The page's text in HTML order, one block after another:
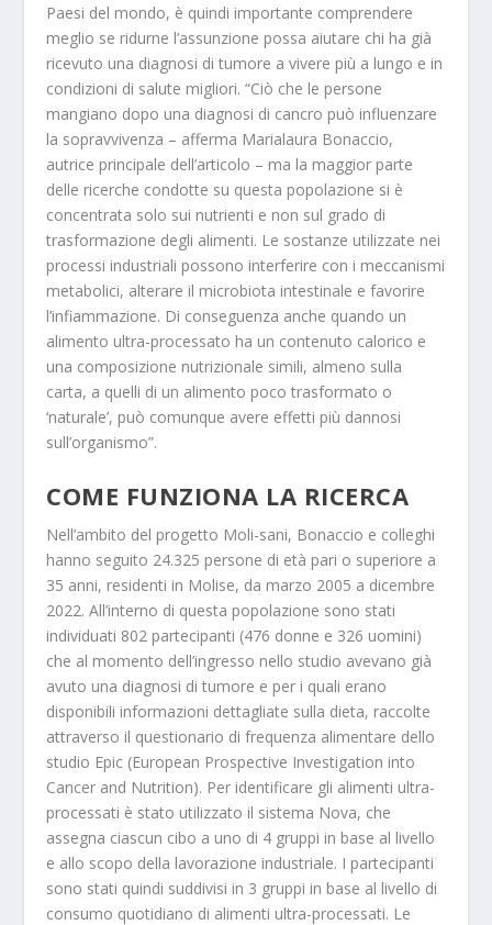
Paesi del mondo, è quindi importante comprendere
meglio se ridurne l’assunzione possa aiutare chi ha già
ricevuto una diagnosi di tumore a vivere più a lungo e in
condizioni di salute migliori. “Ciò che le persone
mangiano dopo una diagnosi di cancro può influenzare
la sopravvivenza – afferma Marialaura Bonaccio,
autrice principale dell’articolo – ma la maggior parte
delle ricerche condotte su questa popolazione si è
concentrata solo sui nutrienti e non sul grado di
trasformazione degli alimenti. Le sostanze utilizzate nei
processi industriali possono interferire con i meccanismi
metabolici, alterare il microbiota intestinale e favorire
l’infiammazione. Di conseguenza anche quando un
alimento ultra-processato ha un contenuto calorico e
una composizione nutrizionale simili, almeno sulla
carta, a quelli di un alimento poco trasformato o
‘naturale’, può comunque avere effetti più dannosi
sull’organismo”.
COME FUNZIONA LA RICERCA
Nell’ambito del progetto Moli-sani, Bonaccio e colleghi
hanno seguito 24.325 persone di età pari o superiore a
35 anni, residenti in Molise, da marzo 2005 a dicembre
2022. All’interno di questa popolazione sono stati
individuati 802 partecipanti (476 donne e 326 uomini)
che al momento dell’ingresso nello studio avevano già
avuto una diagnosi di tumore e per i quali erano
disponibili informazioni dettagliate sulla dieta, raccolte
attraverso il questionario di frequenza alimentare dello
studio Epic (European Prospective Investigation into
Cancer and Nutrition). Per identificare gli alimenti ultra-
processati è stato utilizzato il sistema Nova, che
assegna ciascun cibo a uno di 4 gruppi in base al livello
e allo scopo della lavorazione industriale. I partecipanti
sono stati quindi suddivisi in 3 gruppi in base al livello di
consumo quotidiano di alimenti ultra-processati. Le